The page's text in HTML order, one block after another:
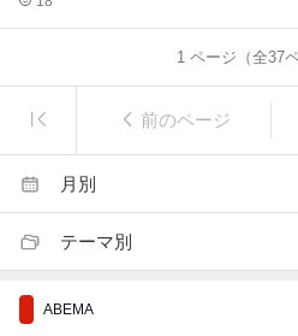
1ページ（全37
前のページ
月別
テーマ別
ABEMA